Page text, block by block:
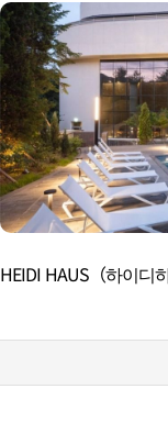
HEIDI HAUS（하이디